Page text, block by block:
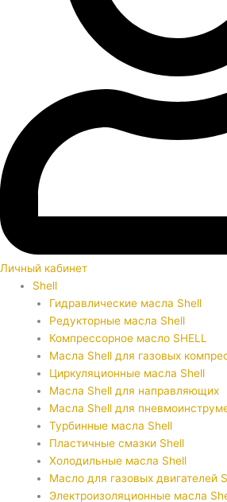
Личный кабинет
Shell
Гидравлические масла Shell
Редукторные масла Shell
Компрессорное масло SHELL
Масла Shell для газовых
Циркуляционные масла Shell
Масла Shell для направляющих
Масла Shell для
Турбинные масла Shell
Пластичные смазки Shell
Холодильные масла Shell
Масло для газовых двигателей
Электроизоляционные масла